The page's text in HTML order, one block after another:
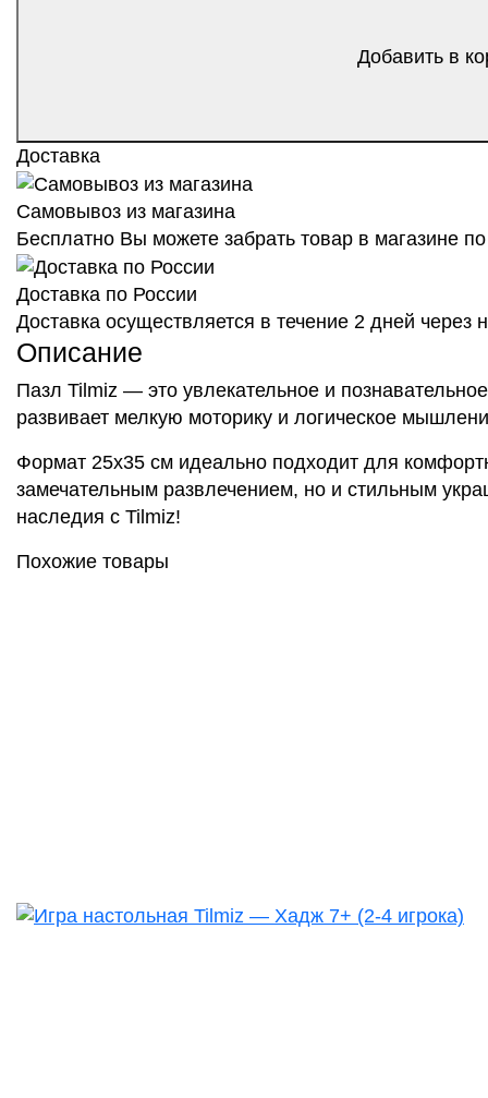
Добавить в
Доставка
Самовывоз из магазина
Бесплатно Вы можете забрать товар в магазине
Доставка по России
Доставка осуществляется в течение 2 дней
Описание
Пазл Tilmiz — это увлекательное и
развивает мелкую моторику и логическое
Формат 25х35 см идеально подходит для
замечательным развлечением, но и стильным
наследия с Tilmiz!
Похожие товары